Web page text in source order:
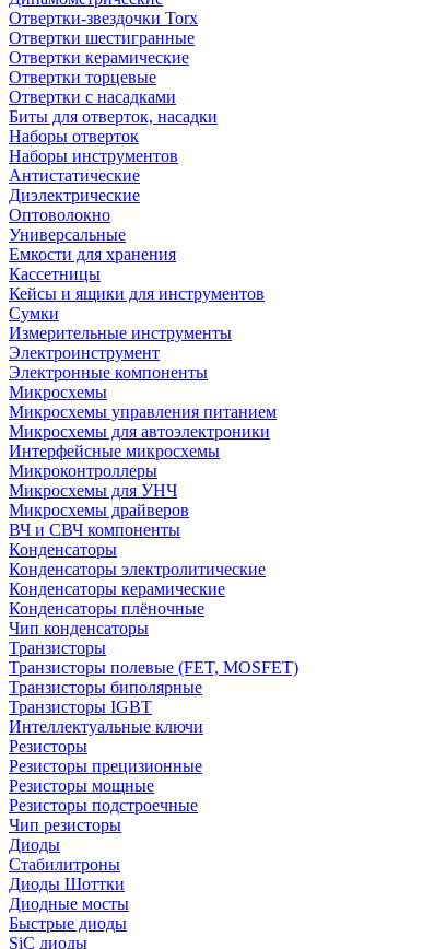
Отвертки-звездочки Torx
Отвертки шестигранные
Отвертки керамические
Отвертки торцевые
Отвертки с насадками
Биты для отверток, насадки
Наборы отверток
Наборы инструментов
Антистатические
Диэлектрические
Оптоволокно
Универсальные
Емкости для хранения
Кассетницы
Кейсы и ящики для инструментов
Сумки
Измерительные инструменты
Электроинструмент
Электронные компоненты
Микросхемы
Микросхемы управления питанием
Микросхемы для автоэлектроники
Интерфейсные микросхемы
Микроконтроллеры
Микросхемы для УНЧ
Микросхемы драйверов
ВЧ и СВЧ компоненты
Конденсаторы
Конденсаторы электролитические
Конденсаторы керамические
Конденсаторы плёночные
Чип конденсаторы
Транзисторы
Транзисторы полевые (FET, MOSFET)
Транзисторы биполярные
Транзисторы IGBT
Интеллектуальные ключи
Резисторы
Резисторы прецизионные
Резисторы мощные
Резисторы подстроечные
Чип резисторы
Диоды
Стабилитроны
Диоды Шоттки
Диодные мосты
Быстрые диоды
SiC диоды